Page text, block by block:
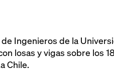
Ingenieros de la
losas y vigas sobre los
Chile.